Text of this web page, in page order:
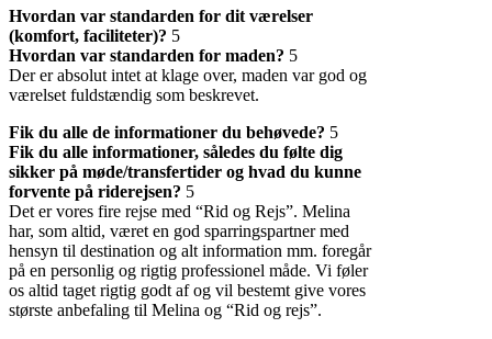
Hvordan var standarden for dit værelser
(komfort, faciliteter)? 5
Hvordan var standarden for maden? 5
Der er absolut intet at klage over, maden var god og
værelset fuldstændig som beskrevet.
Fik du alle de informationer du behøvede? 5
Fik du alle informationer, således du følte dig
sikker på møde/transfertider og hvad du kunne
forvente på riderejsen? 5
Det er vores fire rejse med “Rid og Rejs”. Melina
har, som altid, været en god sparringspartner med
hensyn til destination og alt information mm. foregår
på en personlig og rigtig professionel måde. Vi føler
os altid taget rigtig godt af og vil bestemt give vores
største anbefaling til Melina og “Rid og rejs”.